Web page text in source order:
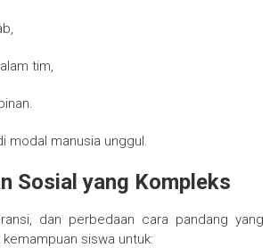
tim,
modal manusia unggul.
Sosial yang Kompleks
dan perbedaan cara pandang yang
siswa untuk: